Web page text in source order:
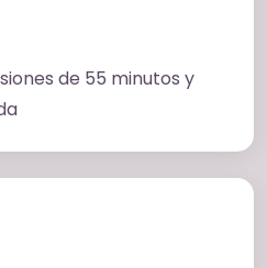
de 55 minutos y